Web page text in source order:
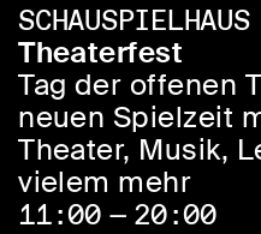
SCHAUSPIELHAUS
Theaterfest
Tag der offenen
neuen Spielzeit
Theater, Musik,
vielem mehr
11:00 — 20:00